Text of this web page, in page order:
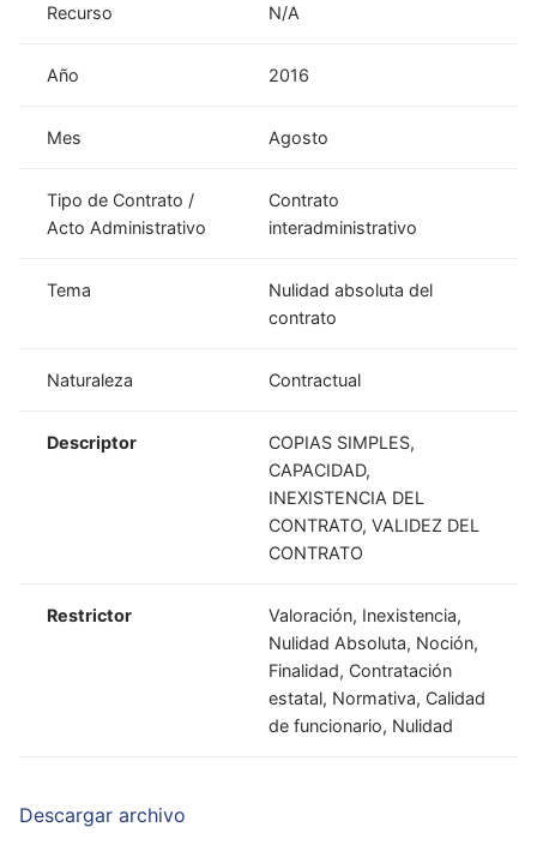
Recurso N/A
Año 2016
Mes Agosto
Tipo de Contrato /
Acto Administrativo
Contrato
interadministrativo
Tema
Nulidad absoluta del
contrato
Naturaleza Contractual
Descriptor
COPIAS SIMPLES,
CAPACIDAD,
INEXISTENCIA DEL
CONTRATO, VALIDEZ DEL
CONTRATO
Restrictor
Valoración, Inexistencia,
Nulidad Absoluta, Noción,
Finalidad, Contratación
estatal, Normativa, Calidad
de funcionario, Nulidad
Descargar archivo